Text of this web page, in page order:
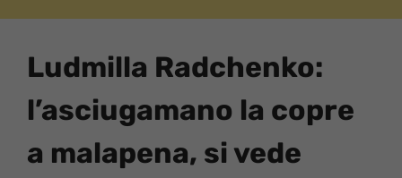
Ludmilla Radchenko:
l’asciugamano la copre
a malapena, si vede